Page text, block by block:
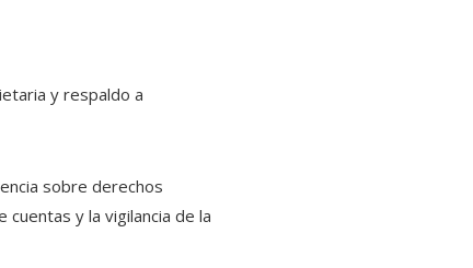
y respaldo a
sobre derechos
y la vigilancia de la